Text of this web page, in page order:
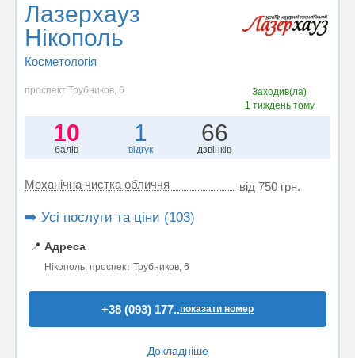
Лазерхауз
Нікополь
Косметологія
проспект Трубников, 6
Заходив(ла)
1 тиждень тому
10
балів
1
відгук
66
дзвінків
Механічна чистка обличчя від 750 грн.
➡️ Усі послуги та ціни (103)
📍 Адреса
Нікополь, проспект Трубников, 6
+38 (093) 177..показати номер
Докладніше